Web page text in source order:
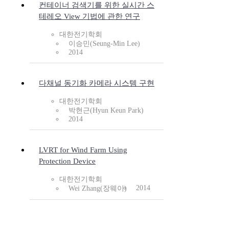
컨테이너 검색기를 위한 실시간 스
테레오 View 기법에 관한 연구
대한전기학회
이승민(Seung-Min Lee)
2014
다채널 동기화 카메라 시스템 구현
대한전기학회
박현근(Hyun Keun Park)
2014
LVRT for Wind Farm Using
Protection Device
대한전기학회
Wei Zhang(장웨이)
2014